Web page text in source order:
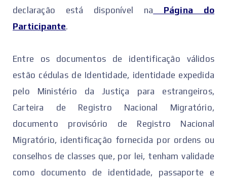
declaração está disponível na Página do
Participante.
Entre os documentos de identificação válidos
estão cédulas de Identidade, identidade expedida
pelo Ministério da Justiça para estrangeiros,
Carteira de Registro Nacional Migratório,
documento provisório de Registro Nacional
Migratório, identificação fornecida por ordens ou
conselhos de classes que, por lei, tenham validade
como documento de identidade, passaporte e